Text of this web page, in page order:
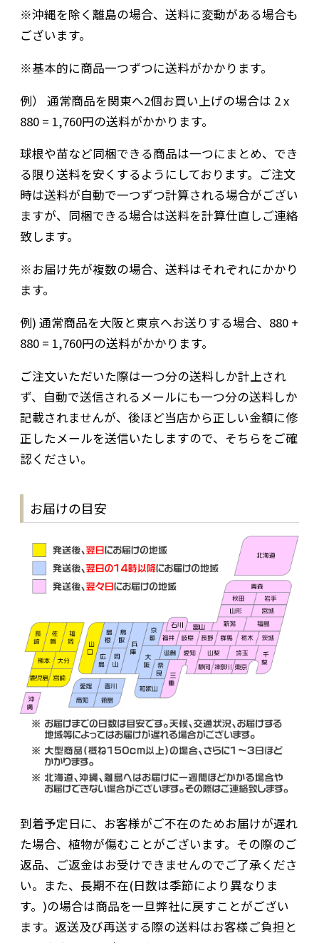
※沖縄を除く離島の場合、送料に変動がある場合も
ございます。
※基本的に商品一つずつに送料がかかります。
例） 通常商品を関東へ2個お買い上げの場合は 2 x
880 = 1,760円の送料がかかります。
球根や苗など同梱できる商品は一つにまとめ、でき
る限り送料を安くするようにしております。ご注文
時は送料が自動で一つずつ計算される場合がござい
ますが、同梱できる場合は送料を計算仕直しご連絡
致します。
※お届け先が複数の場合、送料はそれぞれにかかり
ます。
例) 通常商品を大阪と東京へお送りする場合、880 +
880 = 1,760円の送料がかかります。
ご注文いただいた際は一つ分の送料しか計上され
ず、自動で送信されるメールにも一つ分の送料しか
記載されませんが、後ほど当店から正しい金額に修
正したメールを送信いたしますので、そちらをご確
認ください。
お届けの目安
到着予定日に、お客様がご不在のためお届けが遅れ
た場合、植物が傷むことがございます。その際のご
返品、ご返金はお受けできませんのでご了承くださ
い。また、長期不在(日数は季節により異なりま
す。)の場合は商品を一旦弊社に戻すことがござい
ます。返送及び再送する際の送料はお客様ご負担と